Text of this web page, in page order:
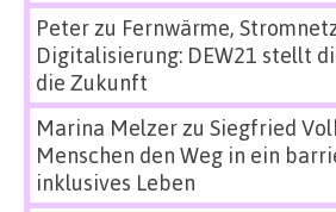
Peterzu Fernwärme,
Digitalisierung: DEW21 stellt
die Zukunft
Marina Melzerzu Siegfried
Menschen den Weg in ein
inklusives Leben